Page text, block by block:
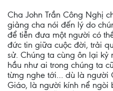
Cha John Trần Công Nghị
giảng cha nói đến lý do
để tiễn đưa một người có
đức tin giữa cuộc đời, trải
sử. Chúng ta cùng ôn lại kỷ
hầu như ai trong chúng ta
từng nghe tới… dù là người
Giáo, là người kính nể ngòi